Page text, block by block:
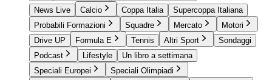
News Live
Calcio Coppa Italia
Supercoppa Italiana
Probabili Formazioni
Squadre Mercato
Motori
Drive UP
Formula E Tennis Altri Sport
Sondaggi
Podcast
Lifestyle
Un libro a settimana
Speciali Europei
Speciali Olimpiadi